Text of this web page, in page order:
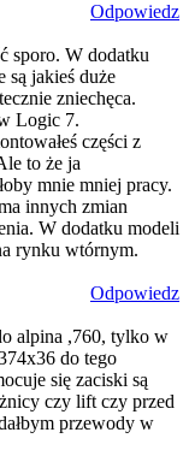
Odpowiedz
sporo. W dodatku
są jakieś duże
zniechęca.
Logic 7.
części z
to że ja
mnie mniej pracy.
innych zmian
W dodatku modeli
rynku wtórnym.
Odpowiedz
alpina ,760, tylko w
do tego
się zaciski są
czy lift czy przed
przewody w